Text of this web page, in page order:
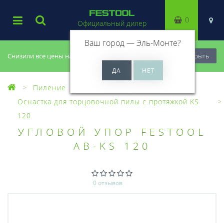
Снизили все цены на 20%, успей купить! Закрыть
Официальный дилер
Ваш город —Эль-Монте?
0
Пиление
Оснастка для торцовочной пилы с протяжкой KS
120
УГЛОВОЙ УПОР FESTOOL
AB-KS 120
0 отзывов